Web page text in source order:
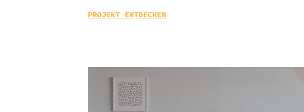
PROJEKT ENTDECKEN